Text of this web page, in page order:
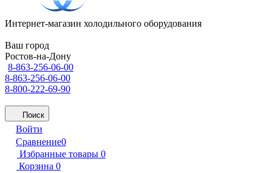
Интернет-магазин холодильного оборудования
Ваш город
Ростов-на-Дону
8-863-256-06-00
8-863-256-06-00
8-800-222-69-90
Поиск
Войти
Сравнение0
Избранные товары 0
Корзина 0